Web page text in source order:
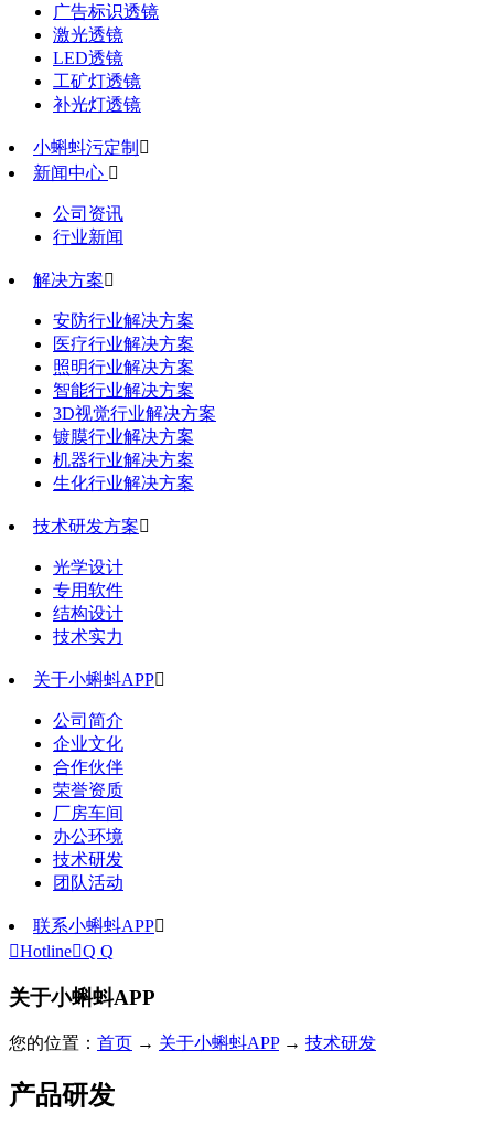
广告标识透镜
激光透镜
LED透镜
工矿灯透镜
补光灯透镜
小蝌蚪污定制 
新闻中心 
公司资讯
行业新闻
解决方案
安防行业解决方案
医疗行业解决方案
照明行业解决方案
智能行业解决方案
3D视觉行业解决方案
镀膜行业解决方案
机器行业解决方案
生化行业解决方案
技术研发方案
光学设计
专用软件
结构设计
技术实力
关于小蝌蚪APP
公司简介
企业文化
合作伙伴
荣誉资质
厂房车间
办公环境
技术研发
团队活动
联系小蝌蚪APP
HotlineQ Q
关于小蝌蚪APP
您的位置： 首页 → 关于小蝌蚪APP→ 技术研发
产品研发